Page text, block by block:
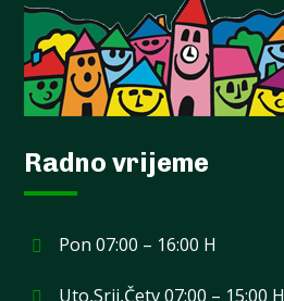
Radno vrijeme
Pon 07:00 – 16:00 H
Uto,Srij,Četv 07:00 – 15:00 H